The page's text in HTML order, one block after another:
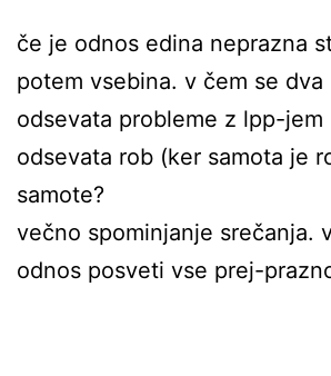
če je odnos edina neprazna
potem vsebina. v čem se dva
odsevata probleme z lpp-jem
odsevata rob (ker samota je
samote?
večno spominjanje srečanja.
odnos posveti vse prej-